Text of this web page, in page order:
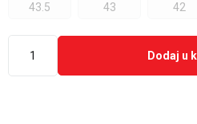
43.5 43 42
Dodaj u